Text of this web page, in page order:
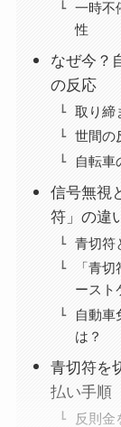
一時不
性
なぜ今？
の反応
取り締
世間の
自転車
信号無視
符」の違
青切符
「青
ースト
自動車
は？
青切符を
払い手順
反則金